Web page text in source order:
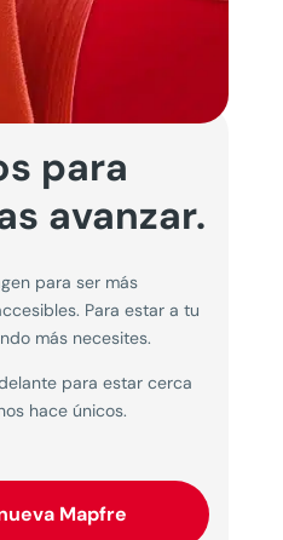
para
avanzar.
para ser más
Para estar a tu
más necesites.
para estar cerca
hace únicos.
Mapfre